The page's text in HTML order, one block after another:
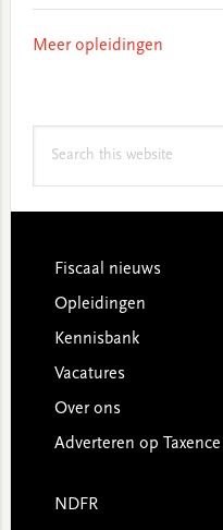
Meer opleidingen
Footer
Fiscaal nieuws
Opleidingen
Kennisbank
Vacatures
Over ons
Adverteren op Taxence
NDFR